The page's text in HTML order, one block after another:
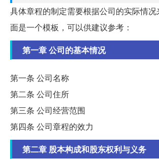
具体章程的制定需要根据公司的实际情
面是一个模板，可以供建议参考：
第一章 公司的基本情况
第一条 公司名称
第二条 公司住所
第三条 公司经营范围
第四条 公司章程的效力
第二章 股本构成和股东权利与义务